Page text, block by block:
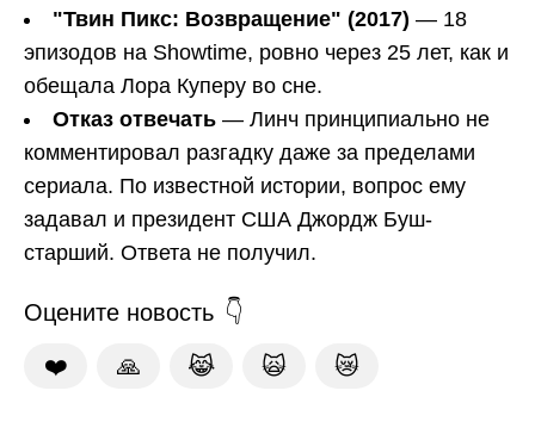
"Твин Пикс: Возвращение" (2017) — 18
эпизодов на Showtime, ровно через 25 лет, как и
обещала Лора Куперу во сне.
Отказ отвечать — Линч принципиально не
комментировал разгадку даже за пределами
сериала. По известной истории, вопрос ему
задавал и президент США Джордж Буш-
старший. Ответа не получил.
Оцените новость
❤️ 🙏 😹 🙀 😿